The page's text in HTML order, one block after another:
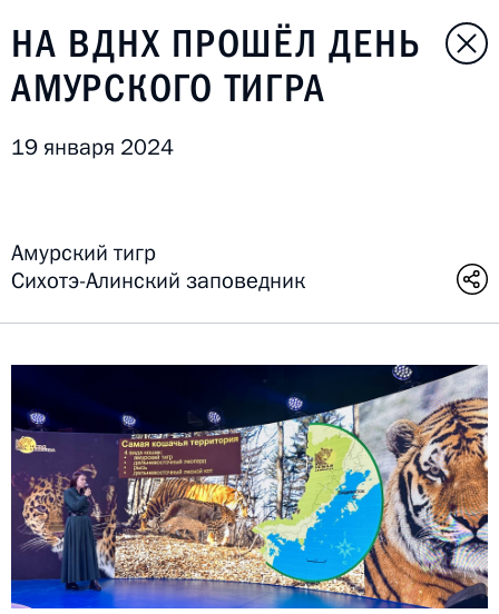
НА ВДНХ ПРОШЁЛ ДЕНЬ
АМУРСКОГО ТИГРА
19 января 2024
Амурский тигр
Сихотэ-Алинский заповедник